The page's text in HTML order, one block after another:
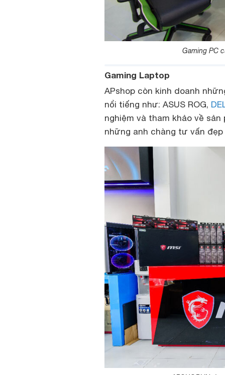
Gaming PC
Gaming Laptop
APshop còn kinh doanh
nổi tiếng như: ASUS ROG,
nghiệm và tham khảo về
những anh chàng tư vấn